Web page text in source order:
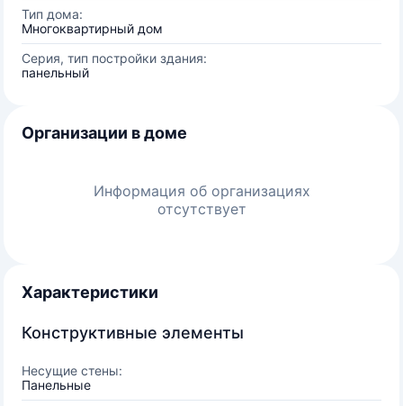
Тип дома:
Многоквартирный дом
Серия, тип постройки здания:
панельный
Организации в доме
Информация об организациях
отсутствует
Характеристики
Конструктивные элементы
Несущие стены:
Панельные